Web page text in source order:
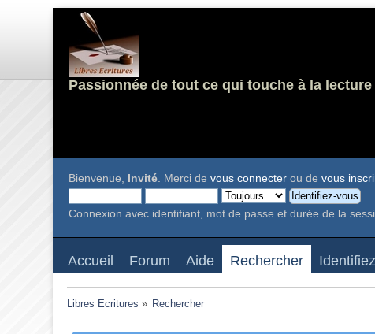
Passionnée de tout ce qui touche à la
Bienvenue, Invité. Merci devous connecter ou devous
Connexion avec identifiant, mot de passe et durée de la
Accueil Forum Aide Rechercher
Libres Ecritures » Rechercher